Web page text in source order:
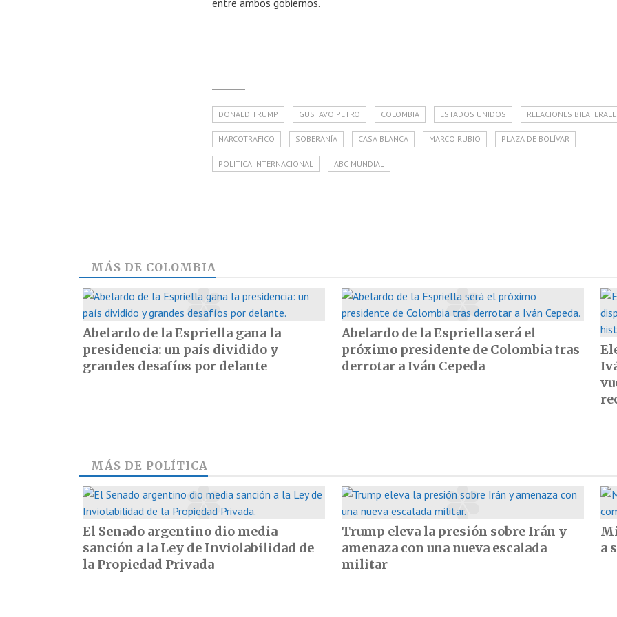
entre ambos gobiernos.
DONALD TRUMP GUSTAVO PETRO COLOMBIA ESTADOS UNIDOS RELACIONES
NARCOTRAFICO SOBERANÍA CASA BLANCA MARCO RUBIO PLAZA DE BOLÍVAR
POLÍTICA INTERNACIONAL ABC MUNDIAL
MÁS DE COLOMBIA
Abelardo de la Espriella gana la
presidencia: un país dividido y
grandes desafíos por delante
Abelardo de la Espriella será el
próximo presidente de Colombia tras
derrotar a Iván Cepeda
MÁS DE POLÍTICA
El Senado argentino dio media
sanción a la Ley de Inviolabilidad de
la Propiedad Privada
Trump eleva la presión sobre Irán y
amenaza con una nueva escalada
militar
a